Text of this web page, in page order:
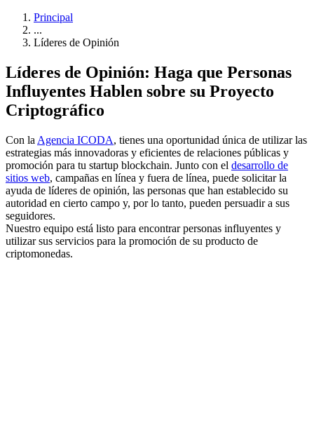
Principal
...
Líderes de Opinión
Líderes de Opinión: Haga que Personas
Influyentes Hablen sobre su Proyecto
Criptográfico
Con la Agencia ICODA, tienes una oportunidad única de utilizar las
estrategias más innovadoras y eficientes de relaciones públicas y
promoción para tu startup blockchain. Junto con el desarrollo de
sitios web, campañas en línea y fuera de línea, puede solicitar la
ayuda de líderes de opinión, las personas que han establecido su
autoridad en cierto campo y, por lo tanto, pueden persuadir a sus
seguidores.
Nuestro equipo está listo para encontrar personas influyentes y
utilizar sus servicios para la promoción de su producto de
criptomonedas.